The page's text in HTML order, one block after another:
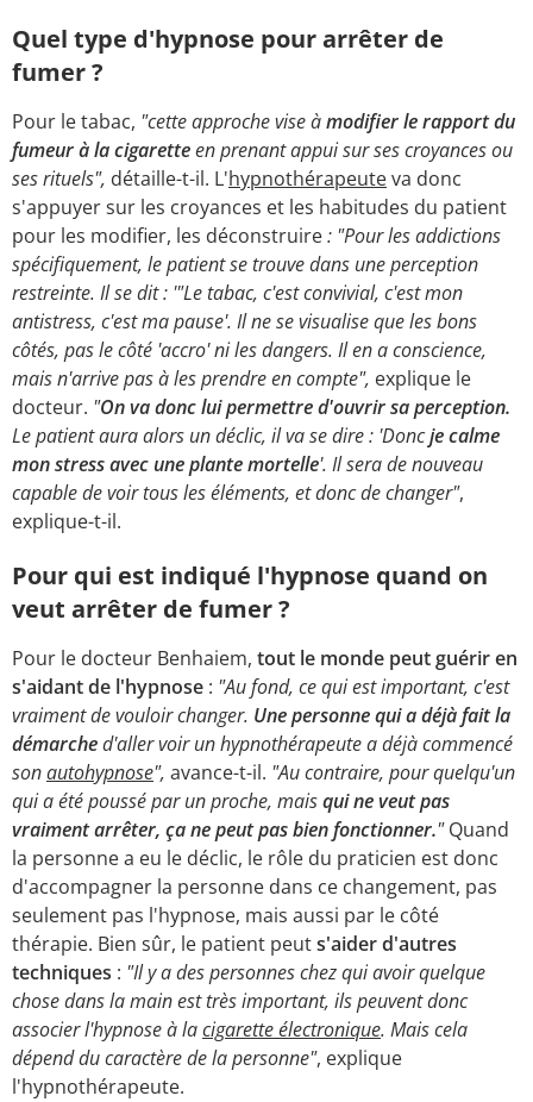
Quel type d'hypnose pour arrêter de
fumer ?
Pour le tabac, "cette approche vise àmodifier le rapport du
fumeur à la cigaretteen prenant appui sur ses croyances ou
ses rituels", détaille-t-il. L'hypnothérapeuteva donc
s'appuyer sur les croyances et les habitudes du patient
pour les modifier, les déconstruire: "Pour les addictions
spécifiquement, le patient se trouve dans une perception
restreinte. Il se dit : '"Le tabac, c'est convivial, c'est mon
antistress, c'est ma pause'. Il ne se visualise que les bons
côtés, pas le côté 'accro' ni les dangers. Il en a conscience,
mais n'arrive pas à les prendre en compte", explique le
docteur. "On va donc lui permettre d'ouvrir sa perception.
Le patient aura alors un déclic, il va se dire : 'Doncje calme
mon stress avec une plante mortelle'. Il sera de nouveau
capable de voir tous les éléments, et donc de changer",
explique-t-il.
Pour qui est indiqué l'hypnose quand on
veut arrêter de fumer ?
Pour le docteur Benhaiem, tout le monde peut guérir en
s'aidant de l'hypnose : "Au fond, ce qui est important, c'est
vraiment de vouloir changer. Une personne qui a déjà fait la
démarched'aller voir un hypnothérapeute a déjà commencé
sonautohypnose", avance-t-il. "Au contraire, pour quelqu'un
qui a été poussé par un proche, maisqui ne veut pas
vraiment arrêter, ça ne peut pas bien fonctionner."Quand
la personne a eu le déclic, le rôle du praticien est donc
d'accompagner la personne dans ce changement, pas
seulement pas l'hypnose, mais aussi par le côté
thérapie. Bien sûr, le patient peuts'aider d'autres
techniques : "Il y a des personnes chez qui avoir quelque
chose dans la main est très important, ils peuvent donc
associer l'hypnose à lacigarette électronique. Mais cela
dépend du caractère de la personne", explique
l'hypnothérapeute.